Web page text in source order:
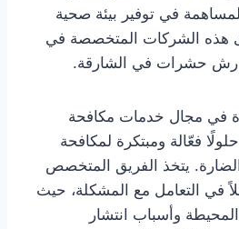
في توفير بيئة صحية
هذه الشركات المتخصصة في
رش حشرات في الشارقة.
في مجال خدمات مكافحة
فعّالة ومبتكرة لمكافحة
يتخذ الفريق المتخصص
في التعامل مع المشكلة، حيث
وأسباب انتشار